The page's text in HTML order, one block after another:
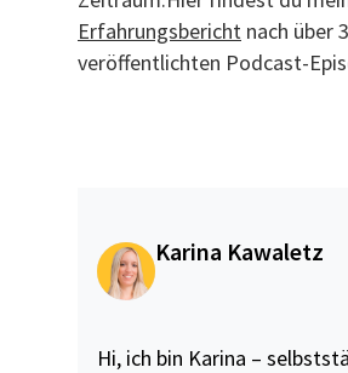
Erfahrungsbericht nach über
veröffentlichten Podcast-
Karina Kawaletz
Hi, ich bin Karina –